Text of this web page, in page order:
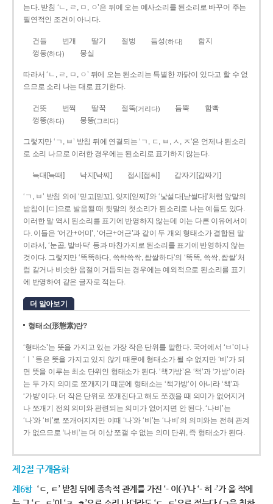
는다. 받침 ‘ㄴ, ㄹ, ㅁ, ㅇ’은 뒤에 오는 예사소리를 된소리로 바꾸어 주는
필연적인 조건이 아니다.
건들 번개 딸기 절벙 듬성(하다)
함지
껑둥(하다) 뭉실
따라서 ‘ㄴ, ㄹ, ㅁ, ㅇ’ 뒤에 오는 된소리는 특별한 까닭이 있다고 할 수 없
으므로 소리 나는 대로 표기한다.
건뜻 번쩍 딸꾹 절뚝(거리다) 듬뿍
함빡
껑뚱(하다) 뭉뚱(그리다)
그렇지만 ‘ㄱ, ㅂ’ 받침 뒤에 연결되는 ‘ㄱ, ㄷ, ㅂ, ㅅ, ㅈ’은 언제나 된소리
로 소리 나므로 이러한 경우에는 된소리로 표기하지 않는다.
늑대[늑때] 낙지[낙찌] 접시[접씨] 갑자기[갑짜기]
‘ㄱ, ㅂ’ 받침 외에 ‘믿고[믿꼬], 잊지[읻찌]’와 ‘낯설다[낟썰다]’처럼 앞말의
받침이 [ㄷ]으로 발음될 때 뒷말의 첫소리가 된소리로 나는 예들도 있다.
이러한 말 역시 된소리를 표기에 반영하지 않는데 이는 다른 이유에서이
다. 이들은 ‘어간+어미’, ‘어근+어근’과 같이 두 개의 형태소가 결합된 말
이라서, ‘눈곱, 발바닥’ 등과 마찬가지로 된소리를 표기에 반영하지 않는
것이다. 그렇지만 ‘똑똑하다, 쓱싹쓱싹, 쌉쌀하다’의 ‘똑똑, 쓱싹, 쌉쌀’처
럼 같거나 비슷한 음절이 거듭되는 경우에는 예외적으로 된소리를 표기
에 반영하여 같은 글자로 적는다.
더 알아보기
형태소(形態素)란?
‘형태소’는 뜻을 가지고 있는 가장 작은 단위를 말한다. 국어에서 ‘ㅂ’이나
‘ㅣ’ 등은 뜻을 가지고 있지 않기 때문에 형태소가 될 수 없지만 ‘비’가 되
면 뜻을 이루는 최소 단위인 형태소가 된다. ‘책가방’은 ‘책’과 ‘가방’이라
는 두 가지 의미로 쪼개지기 때문에 형태소는 ‘책가방’이 아니라 ‘책’과
‘가방’이다. 더 작은 단위로 쪼개진다고 해도 쪼갰을 때 의미가 없어지거
나 쪼개기 전의 의미와 관련되는 의미가 없어지면 안 된다. ‘나비’는
‘나’와 ‘비’로 쪼개어지지만 이때 ‘나’와 ‘비’는 ‘나비’의 의미와는 전혀 관계
가 없으므로 ‘나비’는 더 이상 쪼갤 수 없는 의미 단위, 즉 형태소가 된다.
제2절 구개음화
제6항 ‘ㄷ, ㅌ’ 받침 뒤에 종속적 관계를 가진 ‘- 이(-)’나 ‘- 히 -’가 올 적에